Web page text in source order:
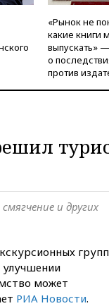
«Рынок не
какие книги
выпускать»
о
против
и других
групп
может
РИА Новости.